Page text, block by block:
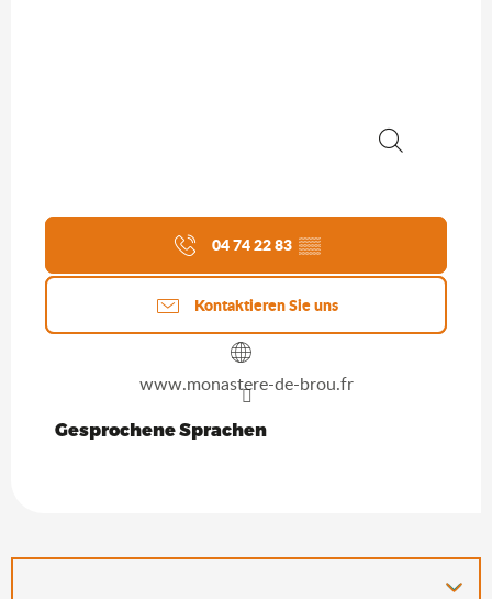
04 74 22 83 ▒▒
Kontaktieren Sie uns
www.monastere-de-brou.fr
Gesprochene Sprachen
Gesprochene Sprachen